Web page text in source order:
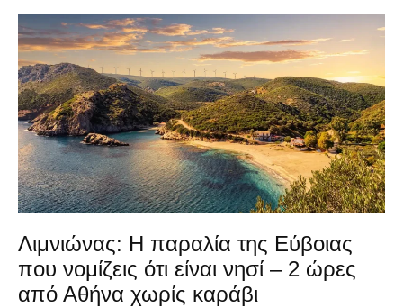
Λιμνιώνας: Η παραλία της Εύβοιας
που νομίζεις ότι είναι νησί – 2 ώρες
από Αθήνα χωρίς καράβι